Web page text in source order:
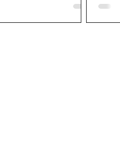
innovativa permette
un’intera arcata